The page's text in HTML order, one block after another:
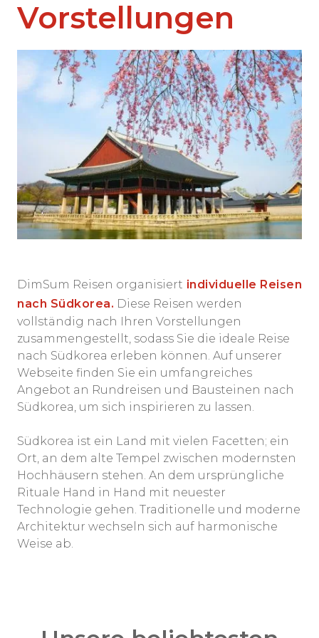
Vorstellungen
DimSum Reisen organisiert individuelle Reisen
nach Südkorea. Diese Reisen werden
vollständig nach Ihren Vorstellungen
zusammengestellt, sodass Sie die ideale Reise
nach Südkorea erleben können. Auf unserer
Webseite finden Sie ein umfangreiches
Angebot an Rundreisen und Bausteinen nach
Südkorea, um sich inspirieren zu lassen.
Südkorea ist ein Land mit vielen Facetten; ein
Ort, an dem alte Tempel zwischen modernsten
Hochhäusern stehen. An dem ursprüngliche
Rituale Hand in Hand mit neuester
Technologie gehen. Traditionelle und moderne
Architektur wechseln sich auf harmonische
Weise ab.